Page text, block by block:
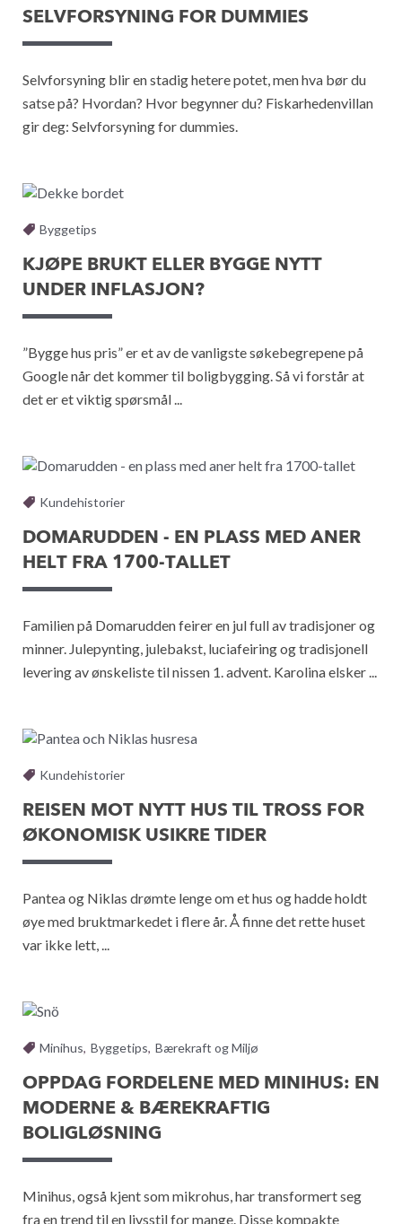
SELVFORSYNING FOR DUMMIES
Selvforsyning blir en stadig hetere potet, men hva bør du
satse på? Hvordan? Hvor begynner du? Fiskarhedenvillan
gir deg: Selvforsyning for dummies.
Byggetips
KJØPE BRUKT ELLER BYGGE NYTT
UNDER INFLASJON?
”Bygge hus pris” er et av de vanligste søkebegrepene på
Google når det kommer til boligbygging. Så vi forstår at
det er et viktig spørsmål ...
Kundehistorier
DOMARUDDEN - EN PLASS MED ANER
HELT FRA 1700-TALLET
Familien på Domarudden feirer en jul full av tradisjoner og
minner. Julepynting, julebakst, luciafeiring og tradisjonell
levering av ønskeliste til nissen 1. advent. Karolina elsker ...
Kundehistorier
REISEN MOT NYTT HUS TIL TROSS FOR
ØKONOMISK USIKRE TIDER
Pantea og Niklas drømte lenge om et hus og hadde holdt
øye med bruktmarkedet i flere år. Å finne det rette huset
var ikke lett, ...
Minihus, Byggetips, Bærekraft og Miljø
OPPDAG FORDELENE MED MINIHUS: EN
MODERNE & BÆREKRAFTIG
BOLIGLØSNING
Minihus, også kjent som mikrohus, har transformert seg
fra en trend til en livsstil for mange. Disse kompakte